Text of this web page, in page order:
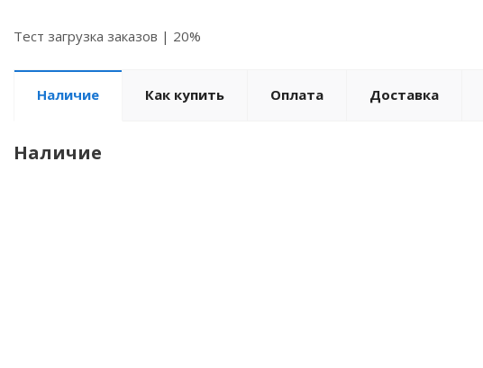
Тест загрузка заказов | 20%
Наличие Как купить Оплата Доставка
Наличие